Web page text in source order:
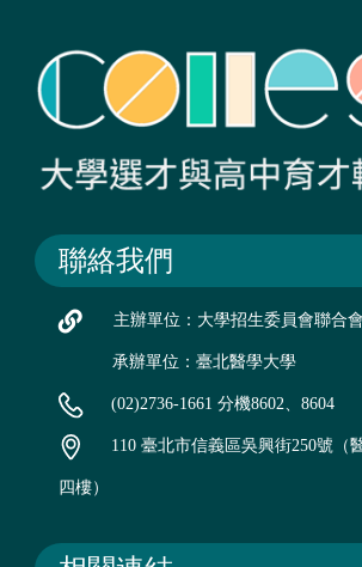
聯絡我們
主辦單位：大學招生委員會聯合會
承辦單位：臺北醫學大學
(02)2736-1661 分機8602、8604
110 臺北市信義區吳興街250號（
四樓）